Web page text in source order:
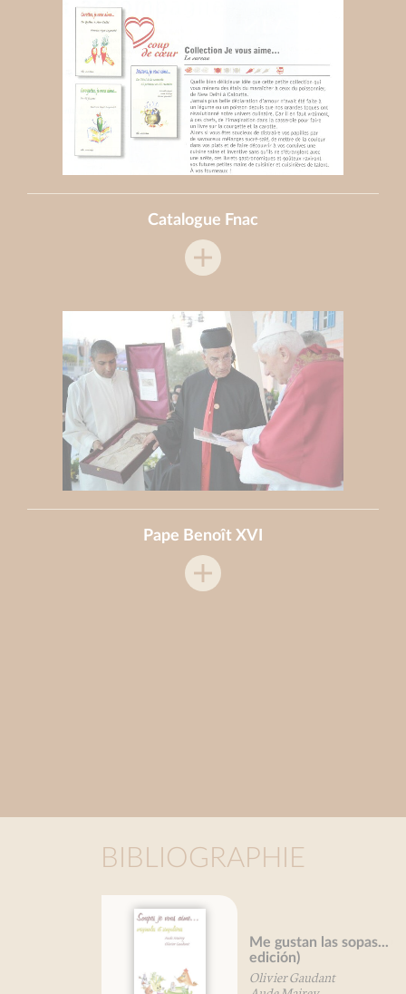
Catalogue Fnac
Pape Benoît XVI
BIBLIOGRAPHIE
Me gustan las sopas... (Nueva
Olivier Gaudant